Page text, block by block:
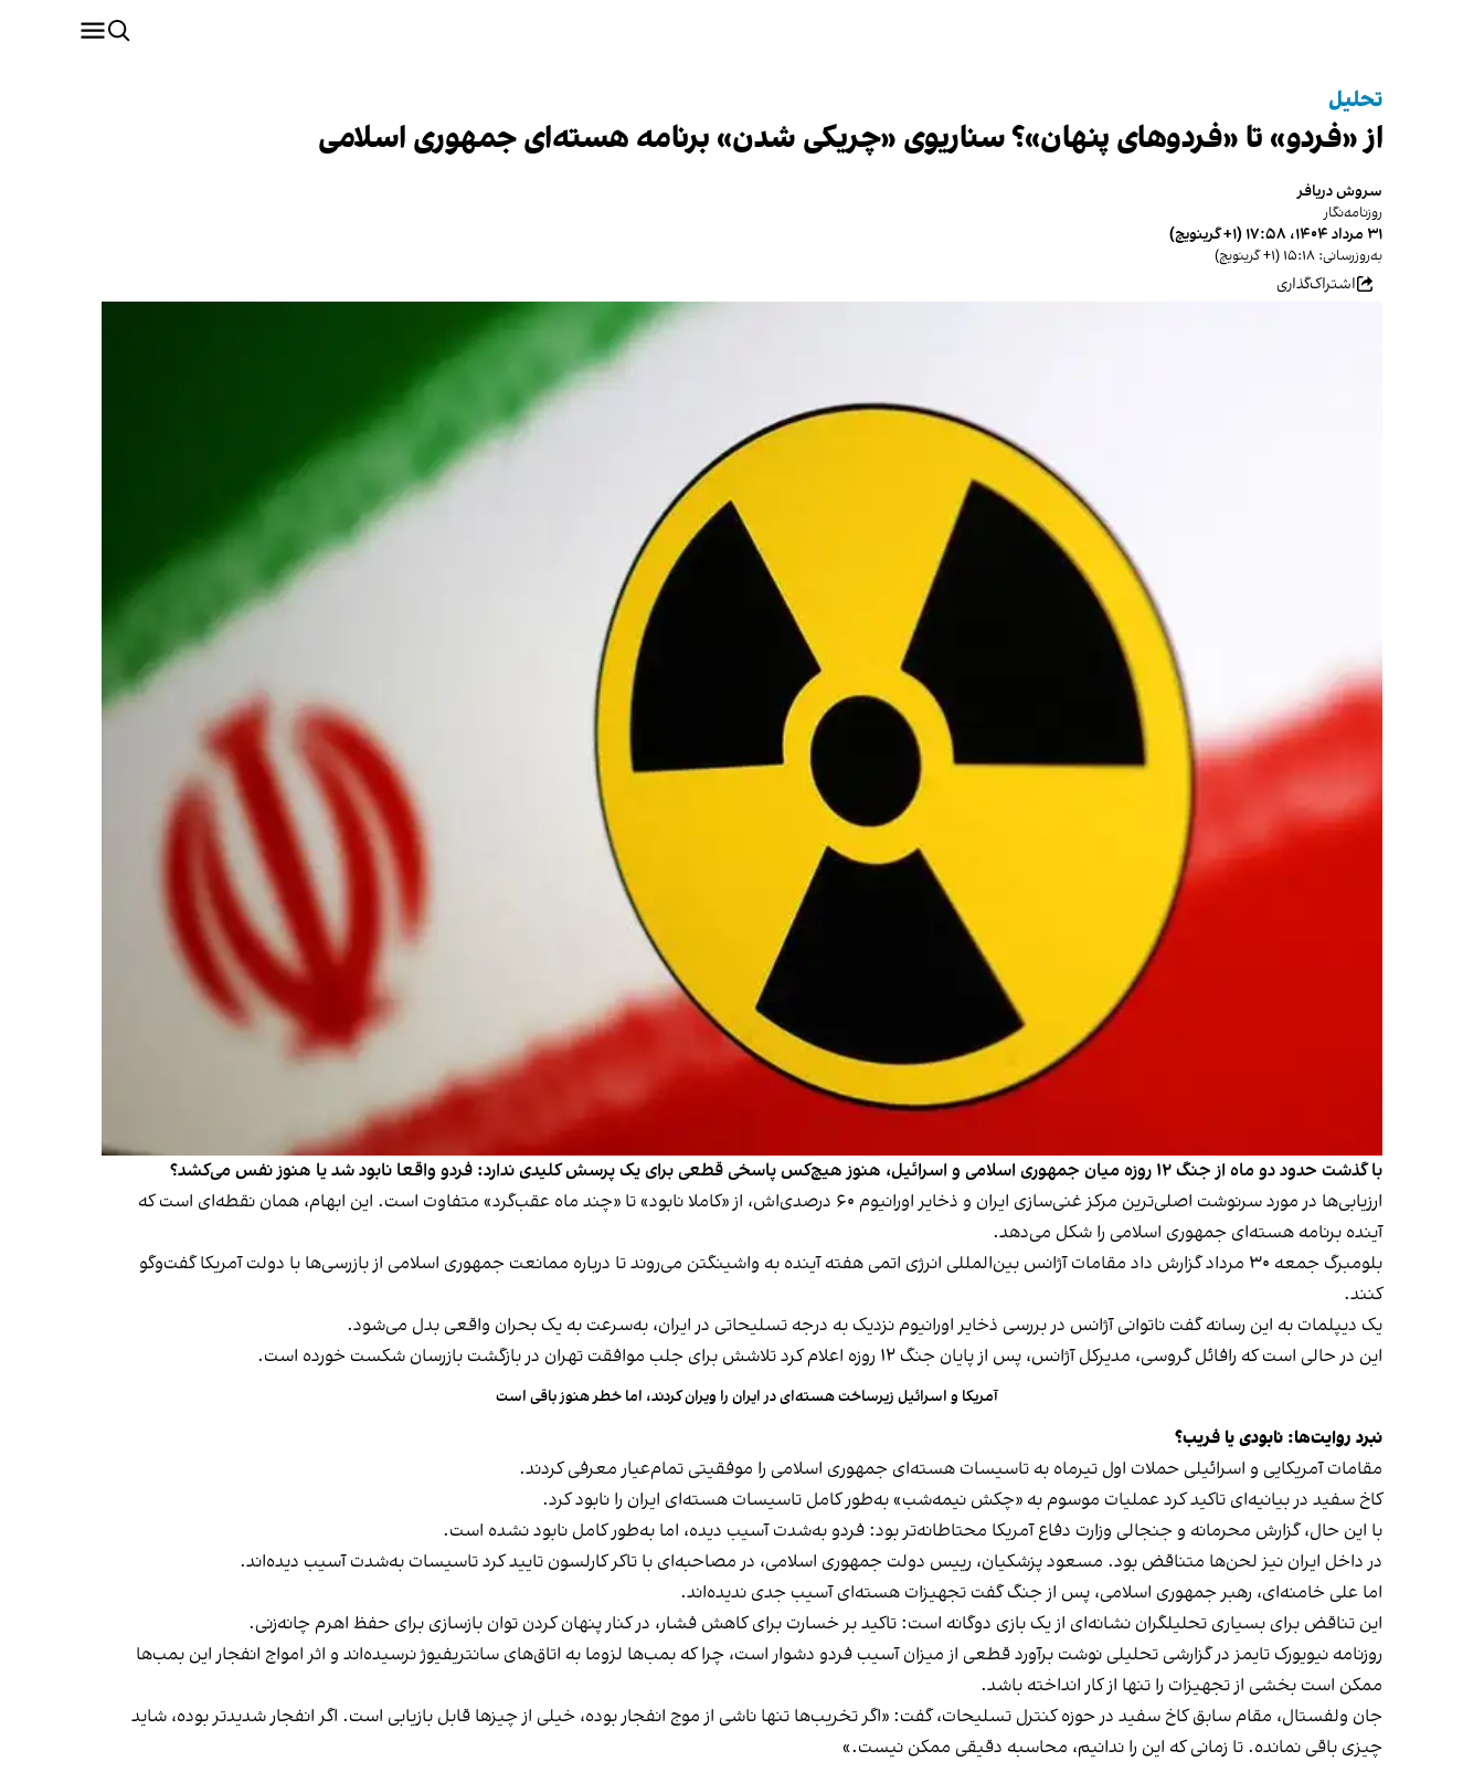
تحلیل
از «فردو» تا «فردوهای پنهان»؟ سناریوی «چریکی شدن» برنامه هسته‌ای جمهوری اسلامی
سروش دریافر
روزنامه‌نگار
۳۱ مرداد ۱۴۰۴، ۱۷:۵۸ (‎+۱ گرینویچ)
به‌روزرسانی: ۱۵:۱۸ (‎+۱ گرینویچ)
اشتراک‌گذاری
با گذشت حدود دو ماه از جنگ ۱۲ روزه میان جمهوری اسلامی و اسرائیل، هنوز هیچ‌کس پاسخی قطعی برای یک پرسش کلیدی ندارد: فردو واقعا نابود شد یا هنوز نفس می‌کشد؟
ارزیابی‌ها در مورد سرنوشت اصلی‌ترین مرکز غنی‌سازی ایران و ذخایر اورانیوم ۶۰ درصدی‌اش، از «کاملا نابود» تا «چند ماه عقب‌گرد» متفاوت است. این ابهام، همان نقطه‌ای است که
آینده برنامه هسته‌ای جمهوری اسلامی را شکل می‌دهد.
بلومبرگ جمعه ۳۰ مرداد گزارش داد مقامات آژانس بین‌المللی انرژی اتمی هفته آینده به واشینگتن می‌روند تا درباره ممانعت جمهوری اسلامی از بازرسی‌ها با دولت آمریکا گفت‌وگو
کنند.
یک دیپلمات به این رسانه گفت ناتوانی آژانس در بررسی ذخایر اورانیوم نزدیک به درجه تسلیحاتی در ایران، به‌سرعت به یک بحران واقعی بدل می‌شود.
این در حالی است که رافائل گروسی، مدیرکل آژانس، پس از پایان جنگ ۱۲ روزه اعلام کرد تلاشش برای جلب موافقت تهران در بازگشت بازرسان شکست خورده است.
آمریکا و اسرائیل زیرساخت هسته‌ای در ایران را ویران کردند، اما خطر هنوز باقی است
نبرد روایت‌ها: نابودی یا فریب؟
مقامات آمریکایی و اسرائیلی حملات اول تیرماه به تاسیسات هسته‌ای جمهوری اسلامی را موفقیتی تمام‌عیار معرفی کردند.
کاخ سفید در بیانیه‌ای تاکید کرد عملیات موسوم به «چکش نیمه‌شب» به‌طور کامل تاسیسات هسته‌ای ایران را نابود کرد.
با این حال، گزارش محرمانه و جنجالی وزارت دفاع آمریکا محتاطانه‌تر بود: فردو به‌شدت آسیب دیده‌، اما به‌طور کامل نابود نشده‌ است.
در داخل ایران نیز لحن‌ها متناقض بود. مسعود پزشکیان، رییس‌ دولت جمهوری اسلامی، در مصاحبه‌ای با تاکر کارلسون تایید کرد تاسیسات به‌شدت آسیب دیده‌اند.
اما علی خامنه‌ای، رهبر جمهوری اسلامی، پس از جنگ گفت تجهیزات هسته‌ای آسیب جدی ندیده‌اند.
این تناقض برای بسیاری تحلیلگران نشانه‌ای از یک بازی دوگانه است: تاکید بر خسارت برای کاهش فشار، در کنار پنهان‌ کردن توان بازسازی برای حفظ اهرم چانه‌زنی.
روزنامه نیویورک تایمز در گزارشی تحلیلی نوشت برآورد قطعی از میزان آسیب فردو دشوار است، چرا که بمب‌ها لزوما به اتاق‌های سانتریفیوژ نرسیده‌اند و اثر امواج انفجار این بمب‌ها
ممکن است بخشی از تجهیزات را تنها از کار انداخته باشد.
جان ولفستال، مقام سابق کاخ سفید در حوزه کنترل تسلیحات، گفت: «اگر تخریب‌ها تنها ناشی از موج انفجار بوده، خیلی از چیزها قابل بازیابی است. اگر انفجار شدیدتر بوده، شاید
چیزی باقی نمانده. تا زمانی که این را ندانیم، محاسبه دقیقی ممکن نیست.»